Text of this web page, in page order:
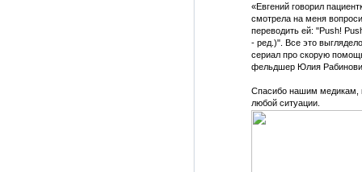
«Евгений говорил
смотрела на меня
переводить ей: "Push!
- ред.)". Все это
сериал про скорую
фельдшер Юлия
Спасибо нашим медикам,
любой ситуации.